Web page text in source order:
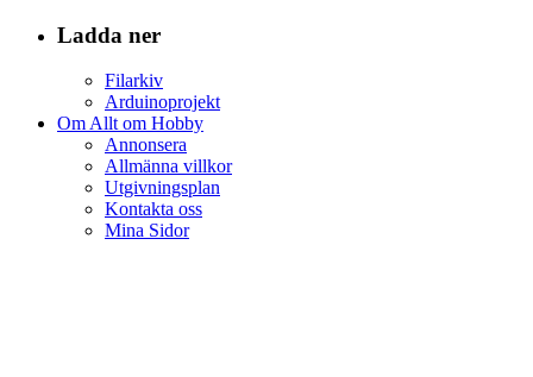
Ladda ner
Filarkiv
Arduinoprojekt
Om Allt om Hobby
Annonsera
Allmänna villkor
Utgivningsplan
Kontakta oss
Mina Sidor